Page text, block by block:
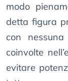
modo
detta figura
con
coinvolte
evitare